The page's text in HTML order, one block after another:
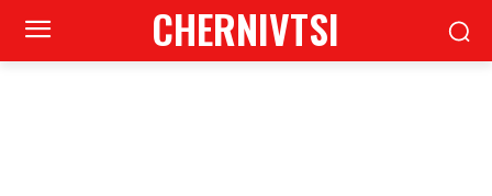
CHERNIVTSI